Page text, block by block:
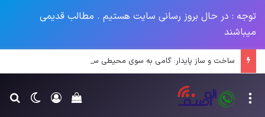
توجه : در حال بروز رسانی سایت هستیم . مطالب قدیمی
میباشند
ساخت و ساز پایدار: گامی به سوی محیطی سبزتر و آینده‌ای بهتر
تغییر ورود
سبد خرید خود منو